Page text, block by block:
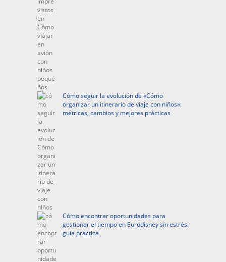
Cómo seguir la evolución de «Cómo
organizar un itinerario de viaje con niños»:
métricas, cambios y mejores prácticas
Cómo encontrar oportunidades para
gestionar el tiempo en Eurodisney sin estrés:
guía práctica